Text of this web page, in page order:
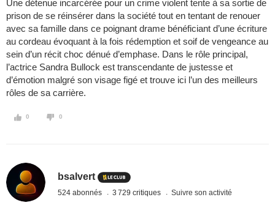
Une détenue incarcérée pour un crime violent tente à sa sortie de
prison de se réinsérer dans la société tout en tentant de renouer
avec sa famille dans ce poignant drame bénéficiant d’une écriture
au cordeau évoquant à la fois rédemption et soif de vengeance au
sein d’un récit choc dénué d’emphase. Dans le rôle principal,
l’actrice Sandra Bullock est transcendante de justesse et
d’émotion malgré son visage figé et trouve ici l’un des meilleurs
rôles de sa carrière.
0 0
bsalvert
524 abonnés 3 729 critiques Suivre son activité